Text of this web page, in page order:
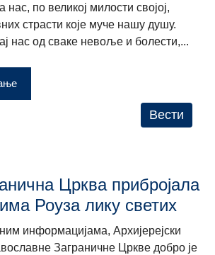
по великој милости својој,
страсти које муче нашу душу.
нас од сваке невоље и болести,...
Вести
Црква прибројала
Роуза лику светих
информацијама, Архијерејски
Заграничне Цркве добро је